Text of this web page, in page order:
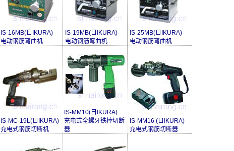
IS-16MB(日IKURA)
电动钢筋弯曲机
IS-19MB(日IKURA)
电动钢筋弯曲机
IS-25MB(日IKURA)
电动钢筋弯曲机
IS-MC-19L(日IKURA)
充电式钢筋切断机
IS-MM10(日IKURA)
充电式全螺牙铁棒切断
器
IS-MM16 (日IKURA)
充电式钢筋切断器